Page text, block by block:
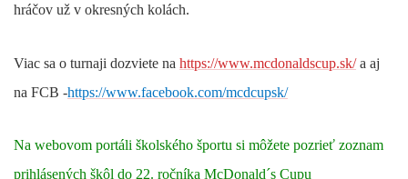
hráčov už v okresných kolách.
Viac sa o turnaji dozviete na https://www.mcdonaldscup.sk/a aj
na FCB -https://www.facebook.com/mcdcupsk/
Na webovom portáli školského športu si môžete pozrieť zoznam
prihlásených škôl do 22. ročníka McDonald´s Cupu